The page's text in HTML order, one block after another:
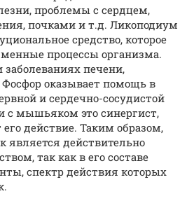
проблемы с сердцем,
почками и т.д. Ликоподиум
средство, которое
процессы организма.
печени,
оказывает помощь в
и сердечно-сосудистой
с мышьяком это синергист,
действие. Таким образом,
является действительно
так как в его составе
спектр действия которых